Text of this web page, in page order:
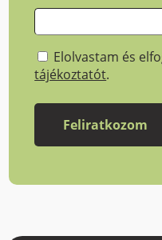
Elolvastam és
tájékoztatót.